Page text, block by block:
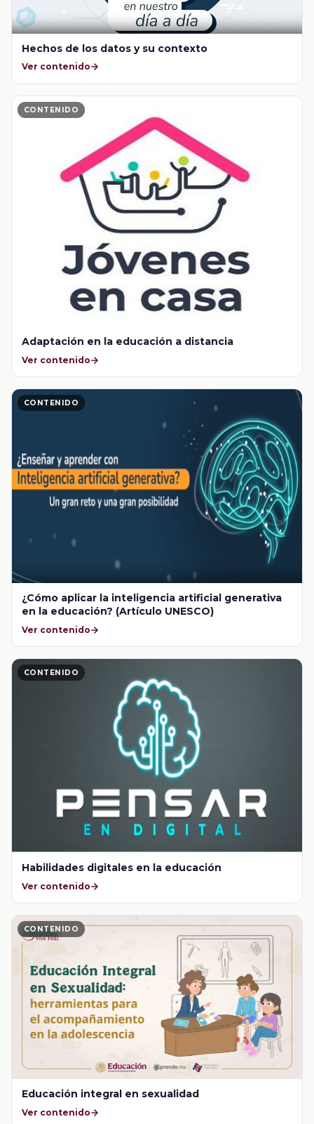
Hechos de los datos y su contexto
Ver contenido
CONTENIDO
Adaptación en la educación a distancia
Ver contenido
CONTENIDO
¿Cómo aplicar la inteligencia artificial generativa
en la educación? (Artículo UNESCO)
Ver contenido
CONTENIDO
Habilidades digitales en la educación
Ver contenido
CONTENIDO
Educación integral en sexualidad
Ver contenido